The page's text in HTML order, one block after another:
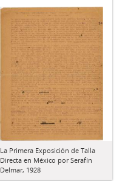
La Primera Exposición de Talla
Directa en México por Serafín
Delmar, 1928